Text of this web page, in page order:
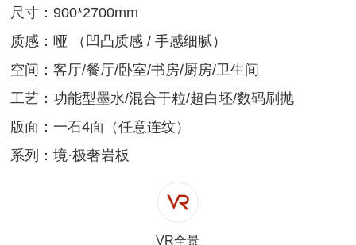
尺寸：900*2700mm
质感：哑 （凹凸质感 / 手感细腻）
空间：客厅/餐厅/卧室/书房/厨房/卫生间
工艺：功能型墨水/混合干粒/超白坯/数码刷抛
版面：一石4面（任意连纹）
系列：境·极奢岩板
VR全景